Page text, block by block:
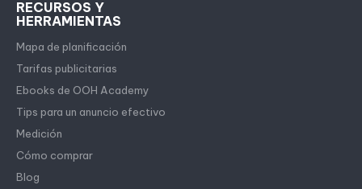
RECURSOS Y
HERRAMIENTAS
Mapa de planificación
Tarifas publicitarias
Ebooks de OOH Academy
Tips para un anuncio efectivo
Medición
Cómo comprar
Blog